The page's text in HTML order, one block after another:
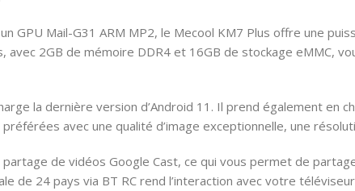
GPU Mail-G31 ARM MP2, le Mecool KM7 Plus offre une
2GB de mémoire DDR4 et 16GB de stockage eMMC,
la dernière version d’Android 11. Il prend également en
avec une qualité d’image exceptionnelle, une
de vidéos Google Cast, ce qui vous permet de
de 24 pays via BT RC rend l’interaction avec votre